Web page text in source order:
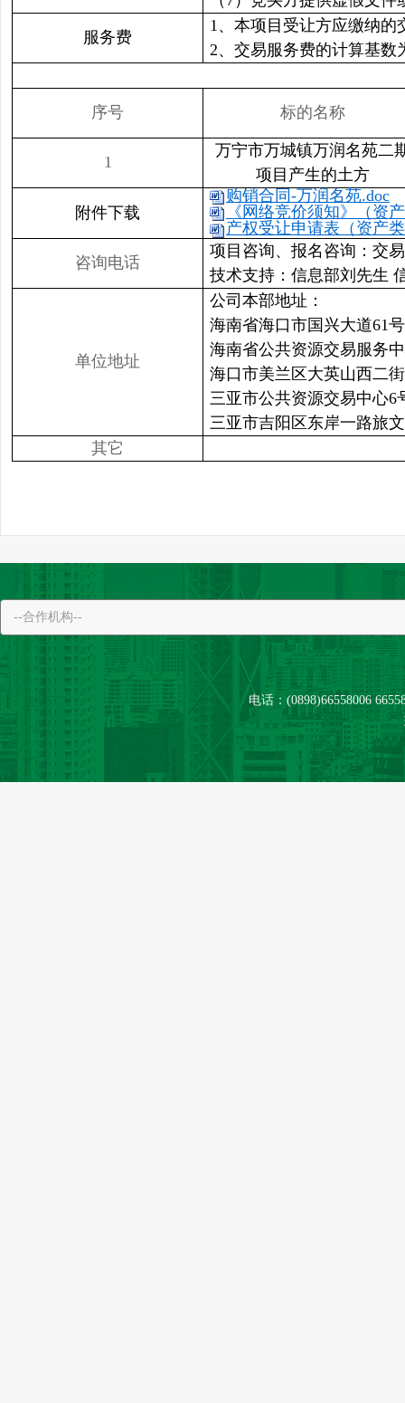
服务费
1、本项目受让方应缴纳
2、交易服务费的计算基数
序号 标的名称
1
万宁市万城镇万润名苑二
项目产生的土方
附件下载
购销合同-万润名苑.doc
《网络竞价须知》（资
产权受让申请表（资产
咨询电话
项目咨询、报名咨询：交
技术支持：信息部刘先生
单位地址
公司本部地址：
海南省海口市国兴大道61
海南省公共资源交易服务
海口市美兰区大英山西二
三亚市公共资源交易中心6
三亚市吉阳区东岸一路旅
其它
电话：(0898)66558006